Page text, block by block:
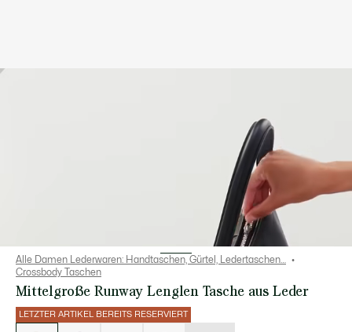
Alle Damen Lederwaren: Handtaschen, Gürtel, Ledertaschen…
Crossbody Taschen
Mittelgroße Runway Lenglen Tasche aus Leder
LETZTER ARTIKEL BEREITS RESERVIERT